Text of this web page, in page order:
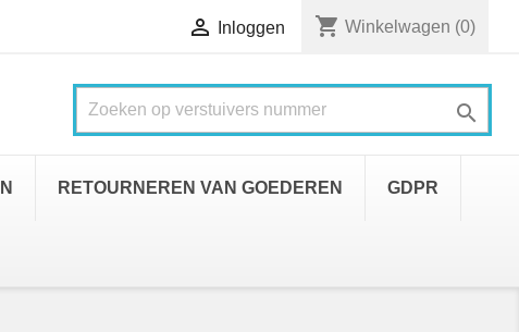
 Inloggen shopping_cart Winkelwagen (0)

RETOURNEREN VAN GOEDEREN GDPR